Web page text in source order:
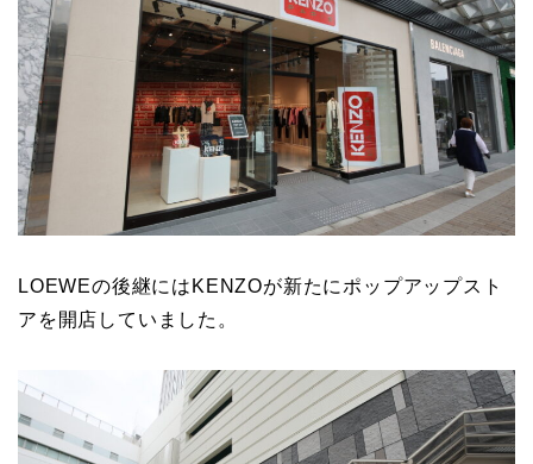
LOEWEの後継にはKENZOが新たにポップアップスト
アを開店していました。